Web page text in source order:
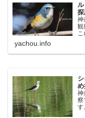
神
観
観
yachou.info
神
察
す